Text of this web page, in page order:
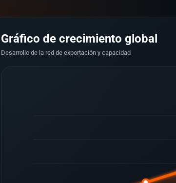
Gráfico de crecimiento global
Desarrollo de la red de exportación y capacidad